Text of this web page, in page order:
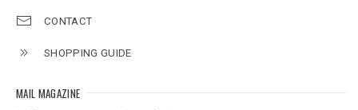
CONTACT
SHOPPING GUIDE
MAIL MAGAZINE